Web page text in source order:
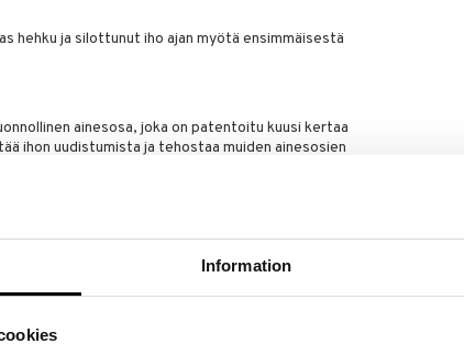
Information
hehku ja silottunut iho ajan myötä ensimmäisestä
ainesosa, joka on patentoitu kuusi kertaa
ihon uudistumista ja tehostaa muiden ainesosien
kompensoimaan ihon kollageenikadon
suunnitellulla ravitsevalla kokemuksella.